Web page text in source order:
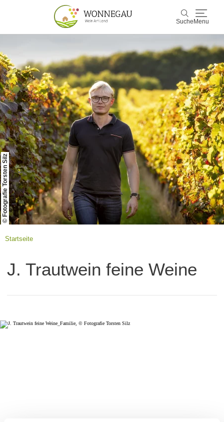
Suche Menu
Suche
Wonnegau
Entdecken & Erleben
Wein & Genuss
Kultur & Events
Buchen & Service
© Fotografie Torsten Silz
Startseite
J. Trautwein feine Weine